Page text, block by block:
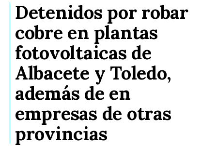
Detenidos por robar
cobre en plantas
fotovoltaicas de
Albacete y Toledo,
además de en
empresas de otras
provincias